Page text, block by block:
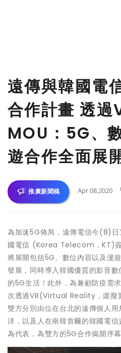
遠傳與韓國電
合作計畫 透過
MOU：5G、
遊合作全面展
推廣新聞稿 Apr 08,2020
為加速5G佈局，遠傳電信今(8)
國電信 (Korea Telecom，KT)
將展開包括5G、數位內容以及漫
發展，同時導入韓國優質的影音
的5G生活！此外，為兼顧防疫需
次透過VR(Virtual Reality，虛擬
雙方分別由位在台北的遠傳個人
洋，以及人在南韓首爾的韓國電
為代表，為雙方的5G合作揭開序